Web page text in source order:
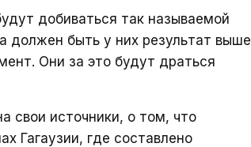
добиваться так называемой
должен быть у них результат выше
Они за это будут драться
свои источники, о том, что
Гагаузии, где составлено